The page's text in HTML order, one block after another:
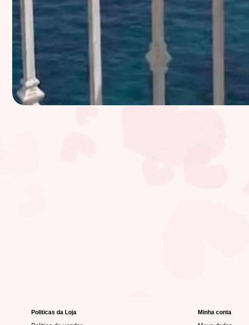
Politicas da Loja Minha conta